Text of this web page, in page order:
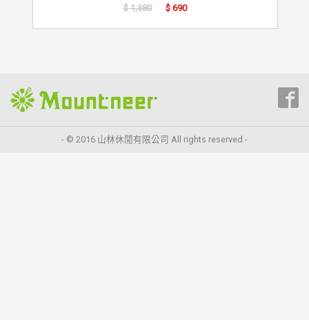
$ 1,380
$ 690
- © 2016 山林休閒有限公司 All rights reserved -